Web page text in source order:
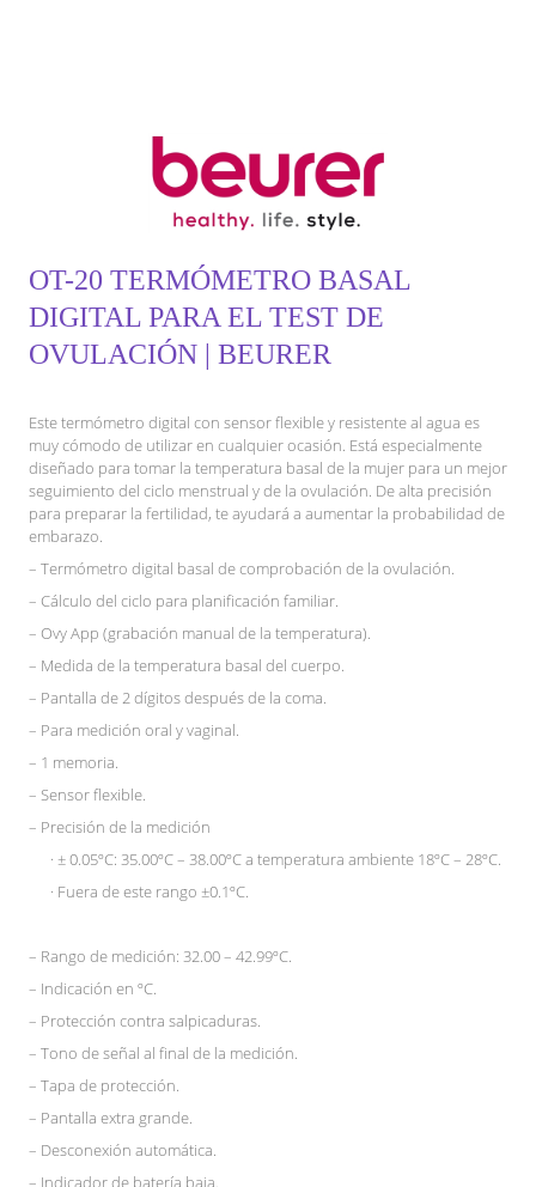
OT-20 TERMÓMETRO BASAL
DIGITAL PARA EL TEST DE
OVULACIÓN | BEURER
Este termómetro digital con sensor flexible y resistente al agua es
muy cómodo de utilizar en cualquier ocasión. Está especialmente
diseñado para tomar la temperatura basal de la mujer para un mejor
seguimiento del ciclo menstrual y de la ovulación. De alta precisión
para preparar la fertilidad, te ayudará a aumentar la probabilidad de
embarazo.
– Termómetro digital basal de comprobación de la ovulación.
– Cálculo del ciclo para planificación familiar.
– Ovy App (grabación manual de la temperatura).
– Medida de la temperatura basal del cuerpo.
– Pantalla de 2 dígitos después de la coma.
– Para medición oral y vaginal.
– 1 memoria.
– Sensor flexible.
– Precisión de la medición
· ± 0.05ºC: 35.00ºC – 38.00ºC a temperatura ambiente 18ºC – 28ºC.
· Fuera de este rango ±0.1ºC.
– Rango de medición: 32.00 – 42.99ºC.
– Indicación en ºC.
– Protección contra salpicaduras.
– Tono de señal al final de la medición.
– Tapa de protección.
– Pantalla extra grande.
– Desconexión automática.
– Indicador de batería baja.